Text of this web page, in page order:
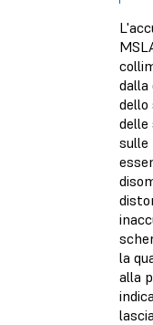
dalla
dello
sulle
la
alla